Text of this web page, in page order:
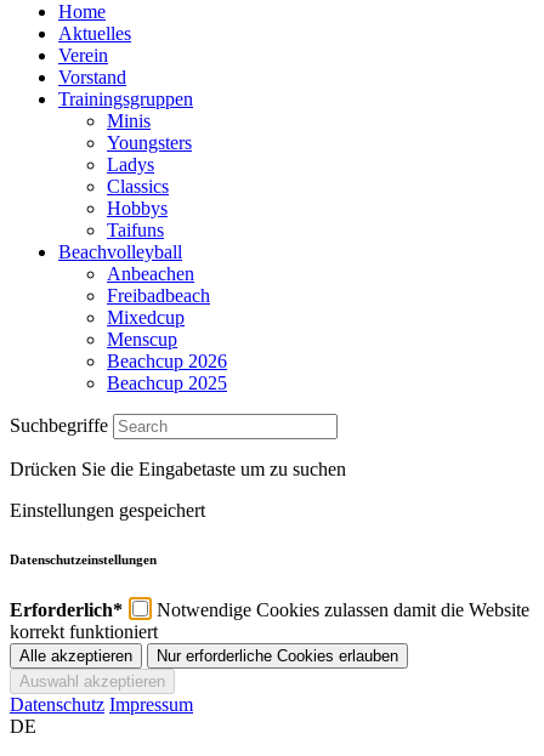
Home
Aktuelles
Verein
Vorstand
Trainingsgruppen
Minis
Youngsters
Ladys
Classics
Hobbys
Taifuns
Beachvolleyball
Anbeachen
Freibadbeach
Mixedcup
Menscup
Beachcup 2026
Beachcup 2025
Suchbegriffe
Drücken Sie die Eingabetaste um zu suchen
Einstellungen gespeichert
Datenschutzeinstellungen
Erforderlich*
Notwendige Cookies zulassen damit die Website
korrekt funktioniert
Datenschutz Impressum
DE